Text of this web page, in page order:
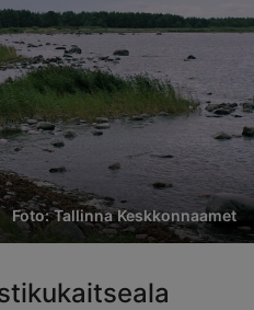
Foto: Tallinna Keskkonnaamet